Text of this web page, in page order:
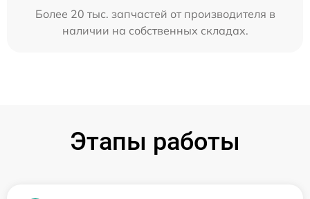
Более 20 тыс. запчастей от производителя в
наличии на собственных складах.
Этапы работы